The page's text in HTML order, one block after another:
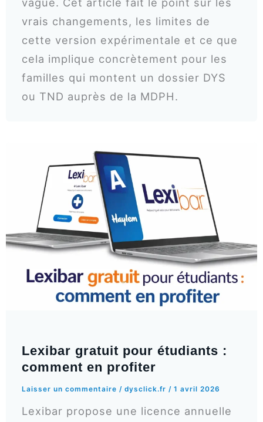
vrais changements, les limites de
cette version expérimentale et ce que
cela implique concrètement pour les
familles qui montent un dossier DYS
ou TND auprès de la MDPH.
Lexibar gratuit pour étudiants :
comment en profiter
Laisser un commentaire /dysclick.fr/1 avril 2026
Lexibar propose une licence annuelle